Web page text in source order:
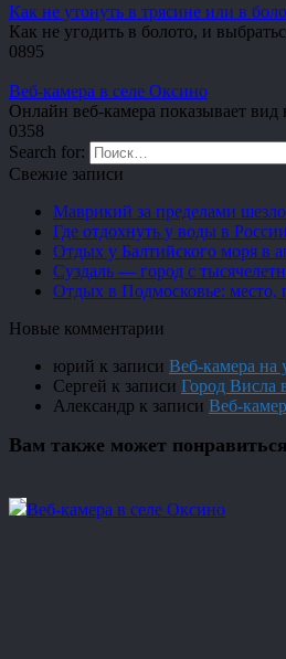
Как не утонуть в трясине или в
Как не угодить в болото, и
0895
Веб-камера в селе Оксино
Онлайн веб-камера показывает вид
0358
Search for:
Свежие записи
Маврикий за пределами
Где отдохнуть у воды в
Отдых у Балтийского моря в
Суздаль — город с
Отдых в Подмосковье: место,
Новые комментарии
юрий к записи Веб-камера на
Сергей к записи Город Висла
Александр к записи Веб-
Вам также может понравиться
Веб-камера в селе Оксино